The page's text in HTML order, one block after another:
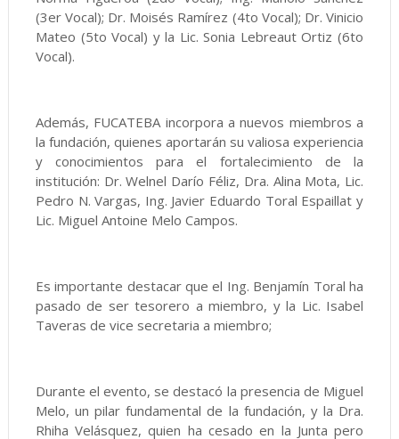
(3er Vocal); Dr. Moisés Ramírez (4to Vocal); Dr. Vinicio
Mateo (5to Vocal) y la Lic. Sonia Lebreaut Ortiz (6to
Vocal).
Además, FUCATEBA incorpora a nuevos miembros a
la fundación, quienes aportarán su valiosa experiencia
y conocimientos para el fortalecimiento de la
institución: Dr. Welnel Darío Féliz, Dra. Alina Mota, Lic.
Pedro N. Vargas, Ing. Javier Eduardo Toral Espaillat y
Lic. Miguel Antoine Melo Campos.
Es importante destacar que el Ing. Benjamín Toral ha
pasado de ser tesorero a miembro, y la Lic. Isabel
Taveras de vice secretaria a miembro;
Durante el evento, se destacó la presencia de Miguel
Melo, un pilar fundamental de la fundación, y la Dra.
Rhiha Velásquez, quien ha cesado en la Junta pero